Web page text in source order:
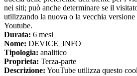
nei siti; può anche determinare se il
utilizzando la nuova o la vecchia
Youtube.
Durata: 6 mesi
Nome: DEVICE_INFO
Tipologia: analitico
Proprieta: Terza-parte
Descrizione: YouTube utilizza questo